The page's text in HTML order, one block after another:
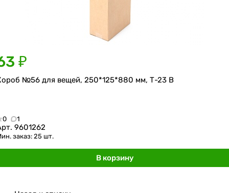
₽
№56 для вещей, 250*125*880 мм, Т-23 В
0 1
9601262
заказ: 25 шт.
В корзину